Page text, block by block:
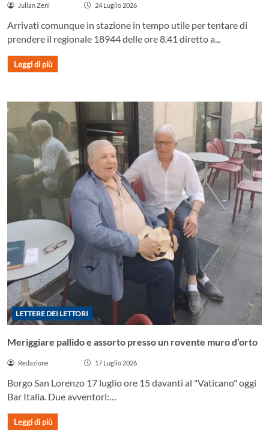
Julian Zeni 24 Luglio 2026
Arrivati comunque in stazione in tempo utile per tentare di
prendere il regionale 18944 delle ore 8.41 diretto a...
Leggi di più
LETTERE DEI LETTORI
Meriggiare pallido e assorto presso un rovente muro d’orto
Redazione 17 Luglio 2026
Borgo San Lorenzo 17 luglio ore 15 davanti al "Vaticano" oggi
Bar Italia. Due avventori:…
Leggi di più